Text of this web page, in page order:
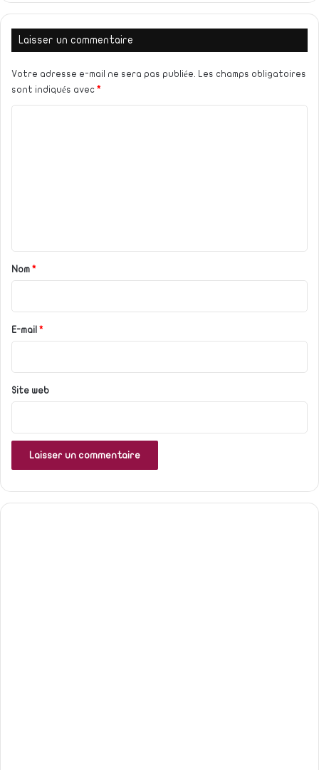
Laisser un commentaire
Votre adresse e-mail ne sera pas publiée. Les champs obligatoires
sont indiqués avec *
a
r
e
Nom *
E-mail *
Site web